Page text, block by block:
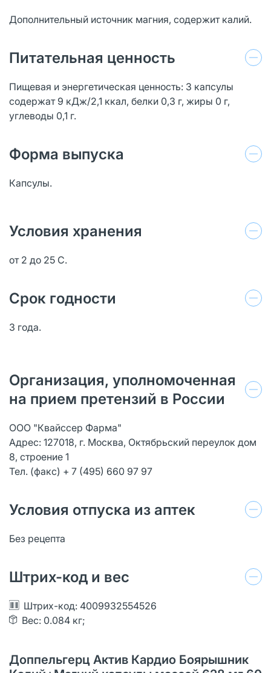
Дополнительный источник магния, содержит калий.
Питательная ценность
Пищевая и энергетическая ценность: 3 капсулы
содержат 9 кДж/2,1 ккал, белки 0,3 г, жиры 0 г,
углеводы 0,1 г.
Форма выпуска
Капсулы.
Условия хранения
от 2 до 25 С.
Срок годности
3 года.
Организация, уполномоченная
на прием претензий в России
ООО "Квайссер Фарма"
Адрес: 127018, г. Москва, Октябрьский переулок дом
8, строение 1
Тел. (факс) + 7 (495) 660 97 97
Условия отпуска из аптек
Без рецепта
Штрих-код и вес
Штрих-код: 4009932554526
Вес: 0.084 кг;
Доппельгерц Актив Кардио Боярышник